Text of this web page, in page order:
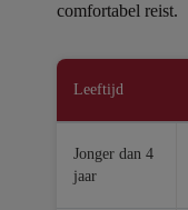
comfortabel reist.
Leeftijd
Jonger dan 4
jaar